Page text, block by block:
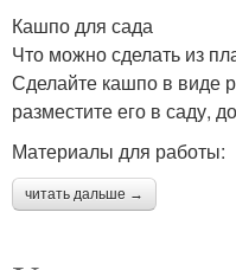
Кашпо для сада
Что можно сделать из
Сделайте кашпо в виде
разместите его в саду,
Материалы для работы:
читать дальше →